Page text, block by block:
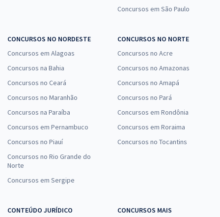
Concursos em São Paulo
CONCURSOS NO NORDESTE
Concursos em Alagoas
Concursos na Bahia
Concursos no Ceará
Concursos no Maranhão
Concursos na Paraíba
Concursos em Pernambuco
Concursos no Piauí
Concursos no Rio Grande do
Norte
Concursos em Sergipe
CONCURSOS NO NORTE
Concursos no Acre
Concursos no Amazonas
Concursos no Amapá
Concursos no Pará
Concursos em Rondônia
Concursos em Roraima
Concursos no Tocantins
CONTEÚDO JURÍDICO
CONCURSOS MAIS